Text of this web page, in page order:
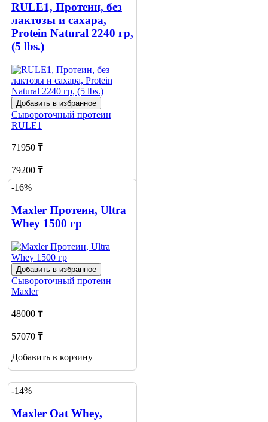
1
RULE1, Протеин, без
лактозы и сахара,
Protein Natural 2240 гр,
(5 lbs.)
Добавить в избранное
Сывороточный протеин
RULE1
71950 ₸
79200 ₸
Добавить в корзину
-16%
Maxler Протеин, Ultra
Whey 1500 гр
Добавить в избранное
Сывороточный протеин
Maxler
48000 ₸
57070 ₸
Добавить в корзину
-14%
Maxler Oat Whey,